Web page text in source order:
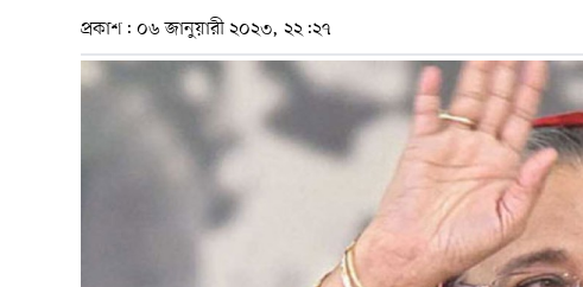
প্রকাশ: ০৬ জানুয়ারী ২০২৩, ২২:২৭